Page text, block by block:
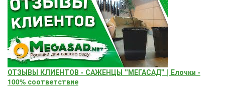
ОТЗЫВЫ КЛИЕНТОВ - САЖЕНЦЫ "МЕГАСАД" | Елочки -
100% соответствие